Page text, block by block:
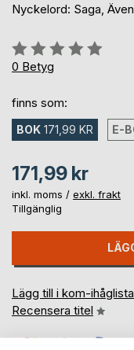
Nyckelord: Saga,
Betyg::
0%
0 Betyg
finns som:
BOK 171,99 KR E-
171,99 kr
inkl. moms / exkl. frakt
Tillgänglig
Lägg till i kom-ihåglista
Recensera titel